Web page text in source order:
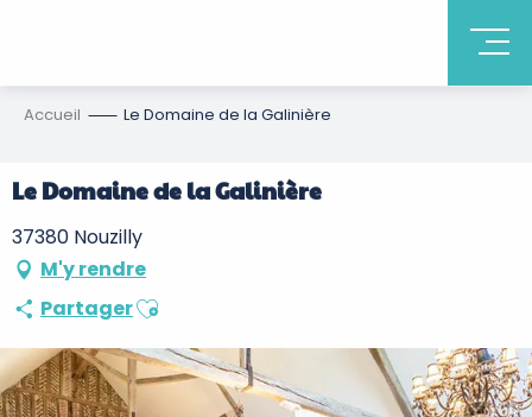
Accueil Le Domaine de la Galinière
Le Domaine de la Galinière
37380 Nouzilly
M'y rendre
PartagerAjouter aux favoris